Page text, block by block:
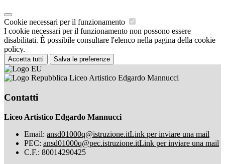
Cookie necessari per il funzionamento
I cookie necessari per il funzionamento non possono essere
disabilitati. È possibile consultare l'elenco nella pagina della cookie
policy.
Accetta tutti Salva le preferenze
Liceo Artistico Edgardo Mannucci
Contatti
Liceo Artistico Edgardo Mannucci
Email: ansd01000q@istruzione.itLink per inviare una mail
PEC: ansd01000q@pec.istruzione.itLink per inviare una mail
C.F.: 80014290425